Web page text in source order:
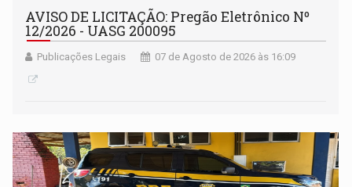
AVISO DE LICITAÇÃO: Pregão Eletrônico Nº
12/2026 - UASG 200095
Publicações Legais 07 de Agosto de 2026 às 16:09